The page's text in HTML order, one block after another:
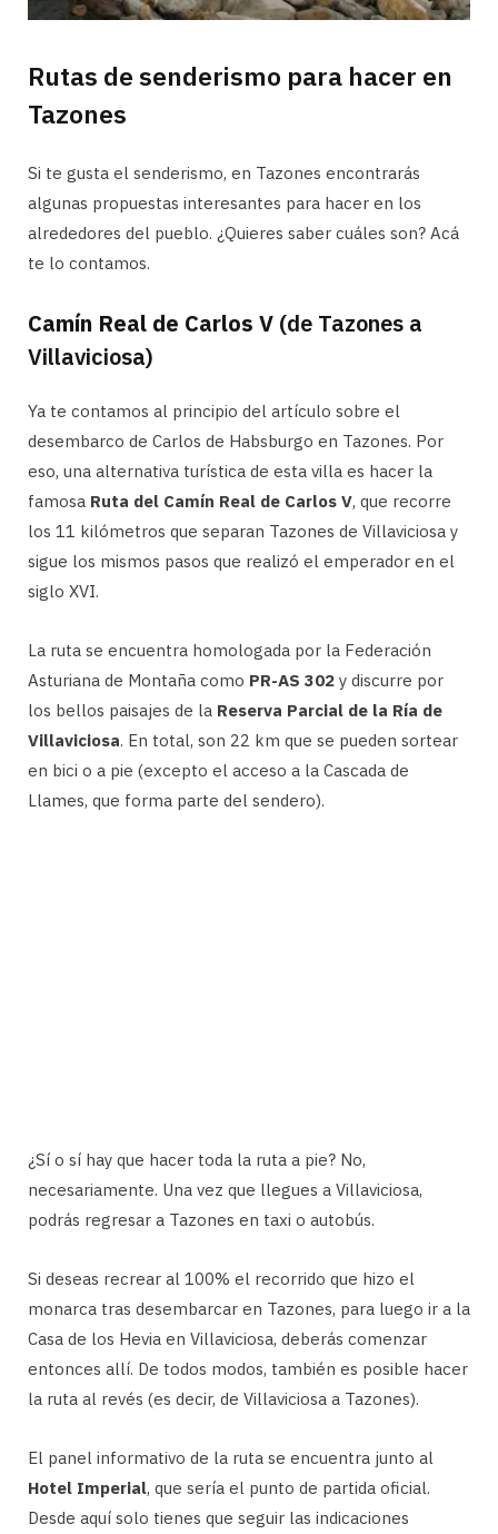
Rutas de senderismo para hacer en
Tazones
Si te gusta el senderismo, en Tazones encontrarás
algunas propuestas interesantes para hacer en los
alrededores del pueblo. ¿Quieres saber cuáles son? Acá
te lo contamos.
Camín Real de Carlos V (de Tazones a
Villaviciosa)
Ya te contamos al principio del artículo sobre el
desembarco de Carlos de Habsburgo en Tazones. Por
eso, una alternativa turística de esta villa es hacer la
famosa Ruta del Camín Real de Carlos V, que recorre
los 11 kilómetros que separan Tazones de Villaviciosa y
sigue los mismos pasos que realizó el emperador en el
siglo XVI.
La ruta se encuentra homologada por la Federación
Asturiana de Montaña como PR-AS 302 y discurre por
los bellos paisajes de la Reserva Parcial de la Ría de
Villaviciosa. En total, son 22 km que se pueden sortear
en bici o a pie (excepto el acceso a la Cascada de
Llames, que forma parte del sendero).
¿Sí o sí hay que hacer toda la ruta a pie? No,
necesariamente. Una vez que llegues a Villaviciosa,
podrás regresar a Tazones en taxi o autobús.
Si deseas recrear al 100% el recorrido que hizo el
monarca tras desembarcar en Tazones, para luego ir a la
Casa de los Hevia en Villaviciosa, deberás comenzar
entonces allí. De todos modos, también es posible hacer
la ruta al revés (es decir, de Villaviciosa a Tazones).
El panel informativo de la ruta se encuentra junto al
Hotel Imperial, que sería el punto de partida oficial.
Desde aquí solo tienes que seguir las indicaciones